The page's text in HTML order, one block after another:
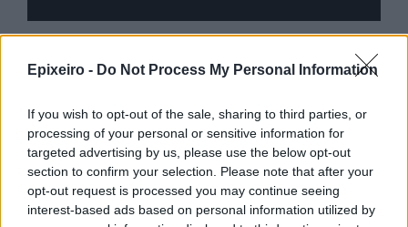
Epixeiro - Do Not Process My Personal Information
If you wish to opt-out of the sale, sharing to third parties, or
processing of your personal or sensitive information for
targeted advertising by us, please use the below opt-out
section to confirm your selection. Please note that after your
opt-out request is processed you may continue seeing
interest-based ads based on personal information utilized by
Περισσότερα από το
Trade Estates: Στην κατοχή της το
50% του Sofia South Ring Mall με
τίμημα 49,35 εκατ. ευρώ
07/08/26|16:53